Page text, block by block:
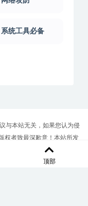
系统工具必备
与本站无关，如果您认为侵
权者致最深歉意！本站所发
和研究目的；请自觉下载后
商务合作或版权联系邮箱
顶部